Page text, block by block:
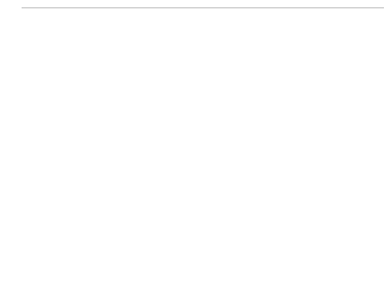
والسفر الإجمالي، حيث يُتوقع أن تشهد الإيرادات وعدد